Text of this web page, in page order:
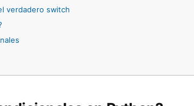
verdadero switch